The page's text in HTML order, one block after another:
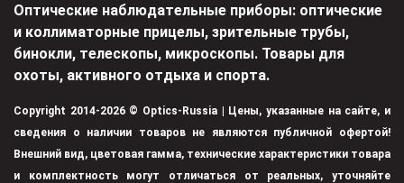
Оптические наблюдательные приборы: оптические
и коллиматорные прицелы, зрительные трубы,
бинокли, телескопы, микроскопы. Товары для
охоты, активного отдыха и спорта.
Copyright 2014-2026 © Optics-Russia | Цены, указанные на сайте, и
сведения о наличии товаров не являются публичной офертой!
Внешний вид, цветовая гамма, технические характеристики товара
и комплектность могут отличаться от реальных, уточняйте